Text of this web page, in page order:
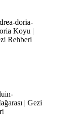
doria-
Koyu |
Rehberi
| Gezi